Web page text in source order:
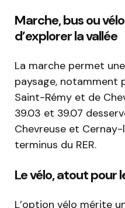
Marche, bus ou
d’explorer la vallée
La marche permet
paysage, notamment
Saint-Rémy et de
39.03 et 39.07
Chevreuse et
terminus du RER.
Le vélo, atout pour
L’option vélo mérite